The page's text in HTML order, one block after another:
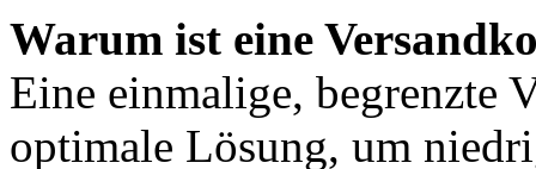
Warum ist eine
Eine einmalige, begrenzte
optimale Lösung, um